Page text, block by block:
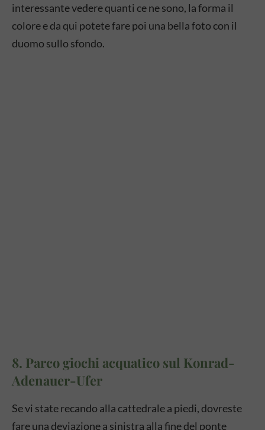
interessante vedere quanti ce ne sono, la forma il
colore e da qui potete fare poi una bella foto con il
duomo sullo sfondo.
8. Parco giochi acquatico sul Konrad-
Adenauer-Ufer
Se vi state recando alla cattedrale a piedi, dovreste
fare una deviazione a sinistra alla fine del ponte